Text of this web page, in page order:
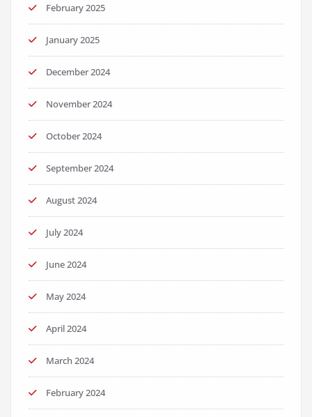
February 2025
January 2025
December 2024
November 2024
October 2024
September 2024
August 2024
July 2024
June 2024
May 2024
April 2024
March 2024
February 2024